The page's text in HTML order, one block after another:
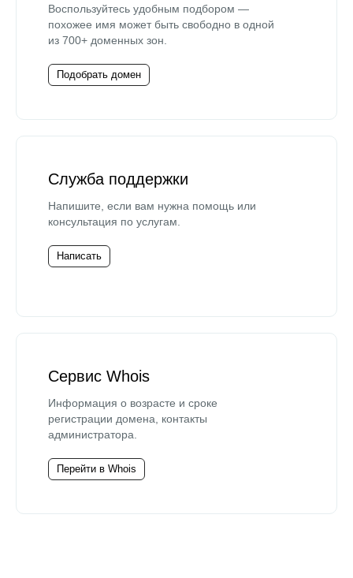
Воспользуйтесь удобным подбором —
похожее имя может быть свободно в одной
из 700+ доменных зон.
Подобрать домен
Служба поддержки
Напишите, если вам нужна помощь или
консультация по услугам.
Написать
Сервис Whois
Информация о возрасте и сроке
регистрации домена, контакты
администратора.
Перейти в Whois